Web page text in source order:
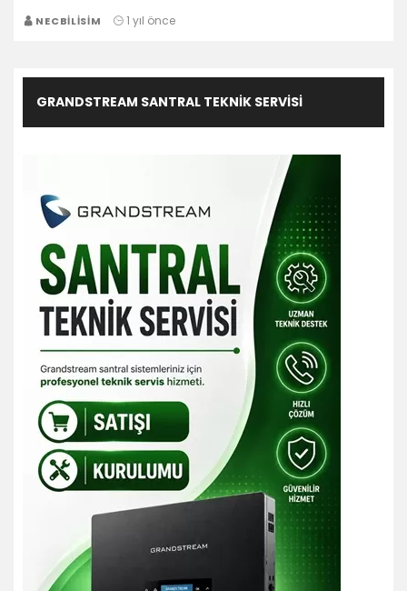
NECBILISIM 1 yıl önce
GRANDSTREAM SANTRAL TEKNIK SERVISI